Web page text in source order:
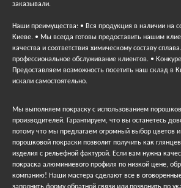
заказывали.
Наши преимущества: • Вся продукция в наличии на
Киеве. • Мы всегда готовы предоставить нашим
качества и соответствия химическому составу
профессиональное обслуживание клиентов. •
Предоставляем возможность посетить наш склад в
искали самостоятельно.
Мы выполняем покраску с использованием
производителей. Гарантируем, что вы останетесь
потому что мы предлагаем огромный выбор цветов
порошковой покраски позволит получить как
изделия с рельефной фактурой. Если вам нужна
покраска алюминиевого профиля по низкой цене,
компанию! Наши мастера сделают все в